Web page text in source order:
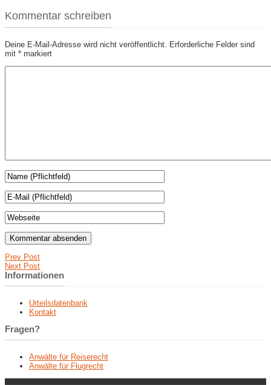
Kommentar schreiben
Deine E-Mail-Adresse wird nicht veröffentlicht. Erforderliche Felder sind
mit * markiert
Prev Post
Next Post
Informationen
Urteilsdatenbank
Kontakt
Fragen?
Anwälte für Reiserecht
Anwälte für Flugrecht